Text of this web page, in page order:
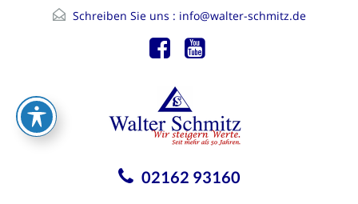
Schreiben Sie uns : info@walter-schmitz.de
02162 93160